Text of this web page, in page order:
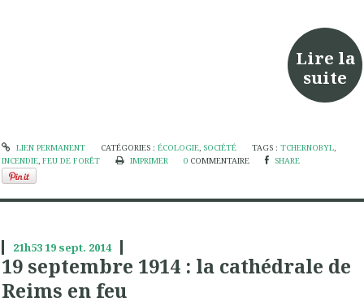
Lire la
suite
LIEN PERMANENT CATÉGORIES : ÉCOLOGIE, SOCIÉTÉ TAGS :TCHERNOBYL,
INCENDIE, FEU DE FORÊT IMPRIMER 0 COMMENTAIRE SHARE
21h5319 sept. 2014
19 septembre 1914 : la cathédrale de
Reims en feu